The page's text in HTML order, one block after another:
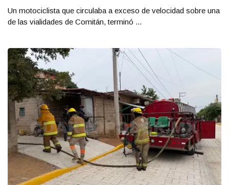
Un motociclista que circulaba a exceso de velocidad sobre una
de las vialidades de Comitán, terminó ...